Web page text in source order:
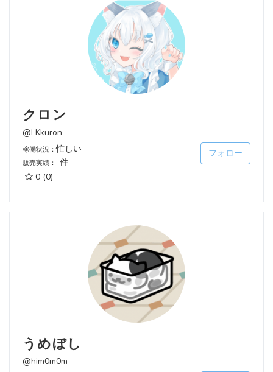
クロン
@LKkuron
稼働状況：忙しい
販売実績： -件
0 (0)
フォロー
うめぼし
@him0m0m